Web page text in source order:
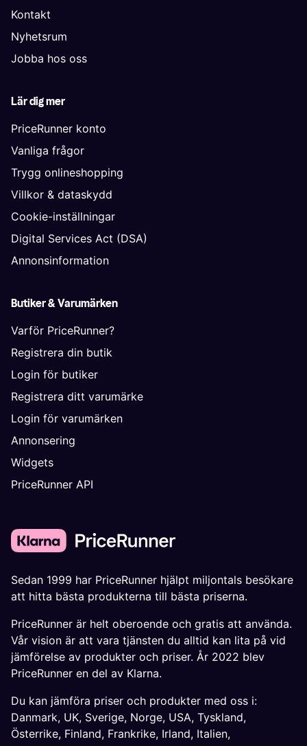
Kontakt
Nyhetsrum
Jobba hos oss
Lär dig mer
PriceRunner konto
Vanliga frågor
Trygg onlineshopping
Villkor & dataskydd
Cookie-inställningar
Digital Services Act (DSA)
Annonsinformation
Butiker & Varumärken
Varför PriceRunner?
Registrera din butik
Login för butiker
Registrera ditt varumärke
Login för varumärken
Annonsering
Widgets
PriceRunner API
Sedan 1999 har PriceRunner hjälpt miljontals besökare
att hitta bästa produkterna till bästa priserna.
PriceRunner är helt oberoende och gratis att använda.
Vår vision är att vara tjänsten du alltid kan lita på vid
jämförelse av produkter och priser. År 2022 blev
PriceRunner en del av Klarna.
Du kan jämföra priser och produkter med oss i:
Danmark, UK, Sverige, Norge, USA, Tyskland,
Österrike, Finland, Frankrike, Irland, Italien,